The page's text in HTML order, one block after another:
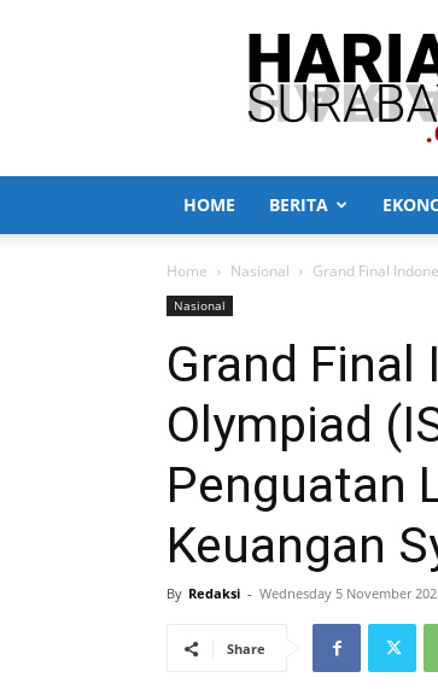
Harian
HOME BERITA
Home Nasional Grand Final
Nasional
Grand Final
Olympiad
Penguatan
Keuangan
By Redaksi - Wednesday 5 November
Share